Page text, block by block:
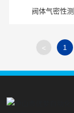
阀体气密性
< 1